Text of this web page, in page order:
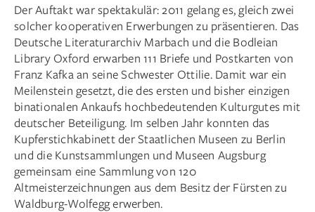
Der Auftakt war spektakulär: 2011 gelang es, gleich zwei
solcher kooperativen Erwerbungen zu präsentieren. Das
Deutsche Literaturarchiv Marbach und die Bodleian
Library Oxford erwarben 111 Briefe und Postkarten von
Franz Kafka an seine Schwester Ottilie. Damit war ein
Meilenstein gesetzt, die des ersten und bisher einzigen
binationalen Ankaufs hochbedeutenden Kulturgutes mit
deutscher Beteiligung. Im selben Jahr konnten das
Kupferstichkabinett der Staatlichen Museen zu Berlin
und die Kunstsammlungen und Museen Augsburg
gemeinsam eine Sammlung von 120
Altmeisterzeichnungen aus dem Besitz der Fürsten zu
Waldburg-Wolfegg erwerben.